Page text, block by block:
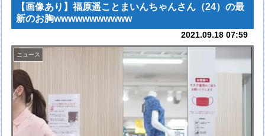
【画像あり】福原遥ことまいんちゃんさん（24）の最
新のお胸wwwwwwwwwww
2021.09.18 07:59
ニュース